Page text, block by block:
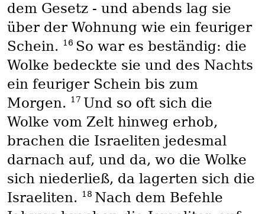
dem Gesetz - und abends lag sie
über der Wohnung wie ein feuriger
Schein. 16 So war es beständig: die
Wolke bedeckte sie und des Nachts
ein feuriger Schein bis zum
Morgen. 17 Und so oft sich die
Wolke vom Zelt hinweg erhob,
brachen die Israeliten jedesmal
darnach auf, und da, wo die Wolke
sich niederließ, da lagerten sich die
Israeliten. 18 Nach dem Befehle